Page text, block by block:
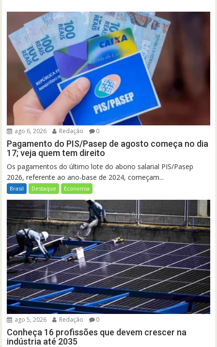
ago 6, 2026 Redação 0
Pagamento do PIS/Pasep de agosto começa no dia
17; veja quem tem direito
Os pagamentos do último lote do abono salarial PIS/Pasep
2026, referente ao ano-base de 2024, começam...
Brasil Destaque Economia
ago 5, 2026 Redação 0
Conheça 16 profissões que devem crescer na
indústria até 2035